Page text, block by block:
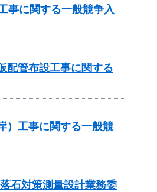
に関する一般競争入
管布設工事に関する
）工事に関する一般競
石対策測量設計業務委